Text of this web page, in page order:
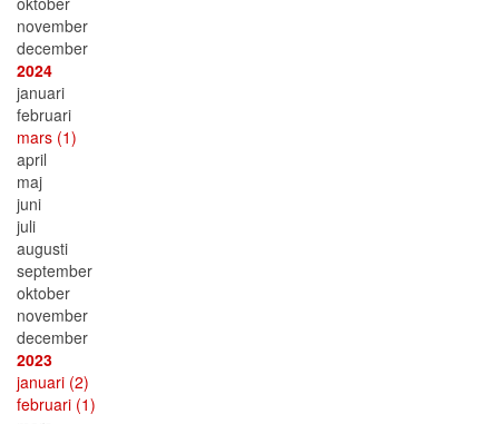
november
december
2024
januari
februari
mars (1)
april
maj
juni
juli
augusti
september
oktober
november
december
2023
januari (2)
februari (1)